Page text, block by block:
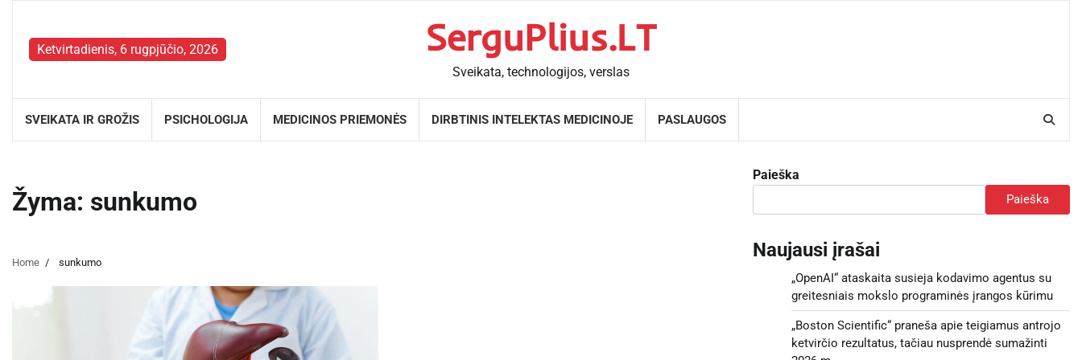
contentKetvirtadienis, 6 rugpjūčio, 2026 SerguPlius.LT
Sveikata, technologijos, verslas
SVEIKATA IR GROŽIS PSICHOLOGIJA MEDICINOS PRIEMONĖS DIRBTINIS INTELEKTAS MEDICINOJE PASLAUGOS
Žyma: sunkumo
Home sunkumo
Paieška
Paieška
Naujausi įrašai
„OpenAI“ ataskaita susieja kodavimo agentus su
greitesniais mokslo programinės įrangos kūrimu
„Boston Scientific“ praneša apie teigiamus antrojo
ketvirčio rezultatus, tačiau nusprendė sumažinti